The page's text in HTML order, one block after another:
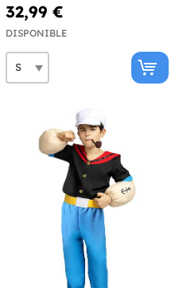
32,99 €
DISPONIBLE